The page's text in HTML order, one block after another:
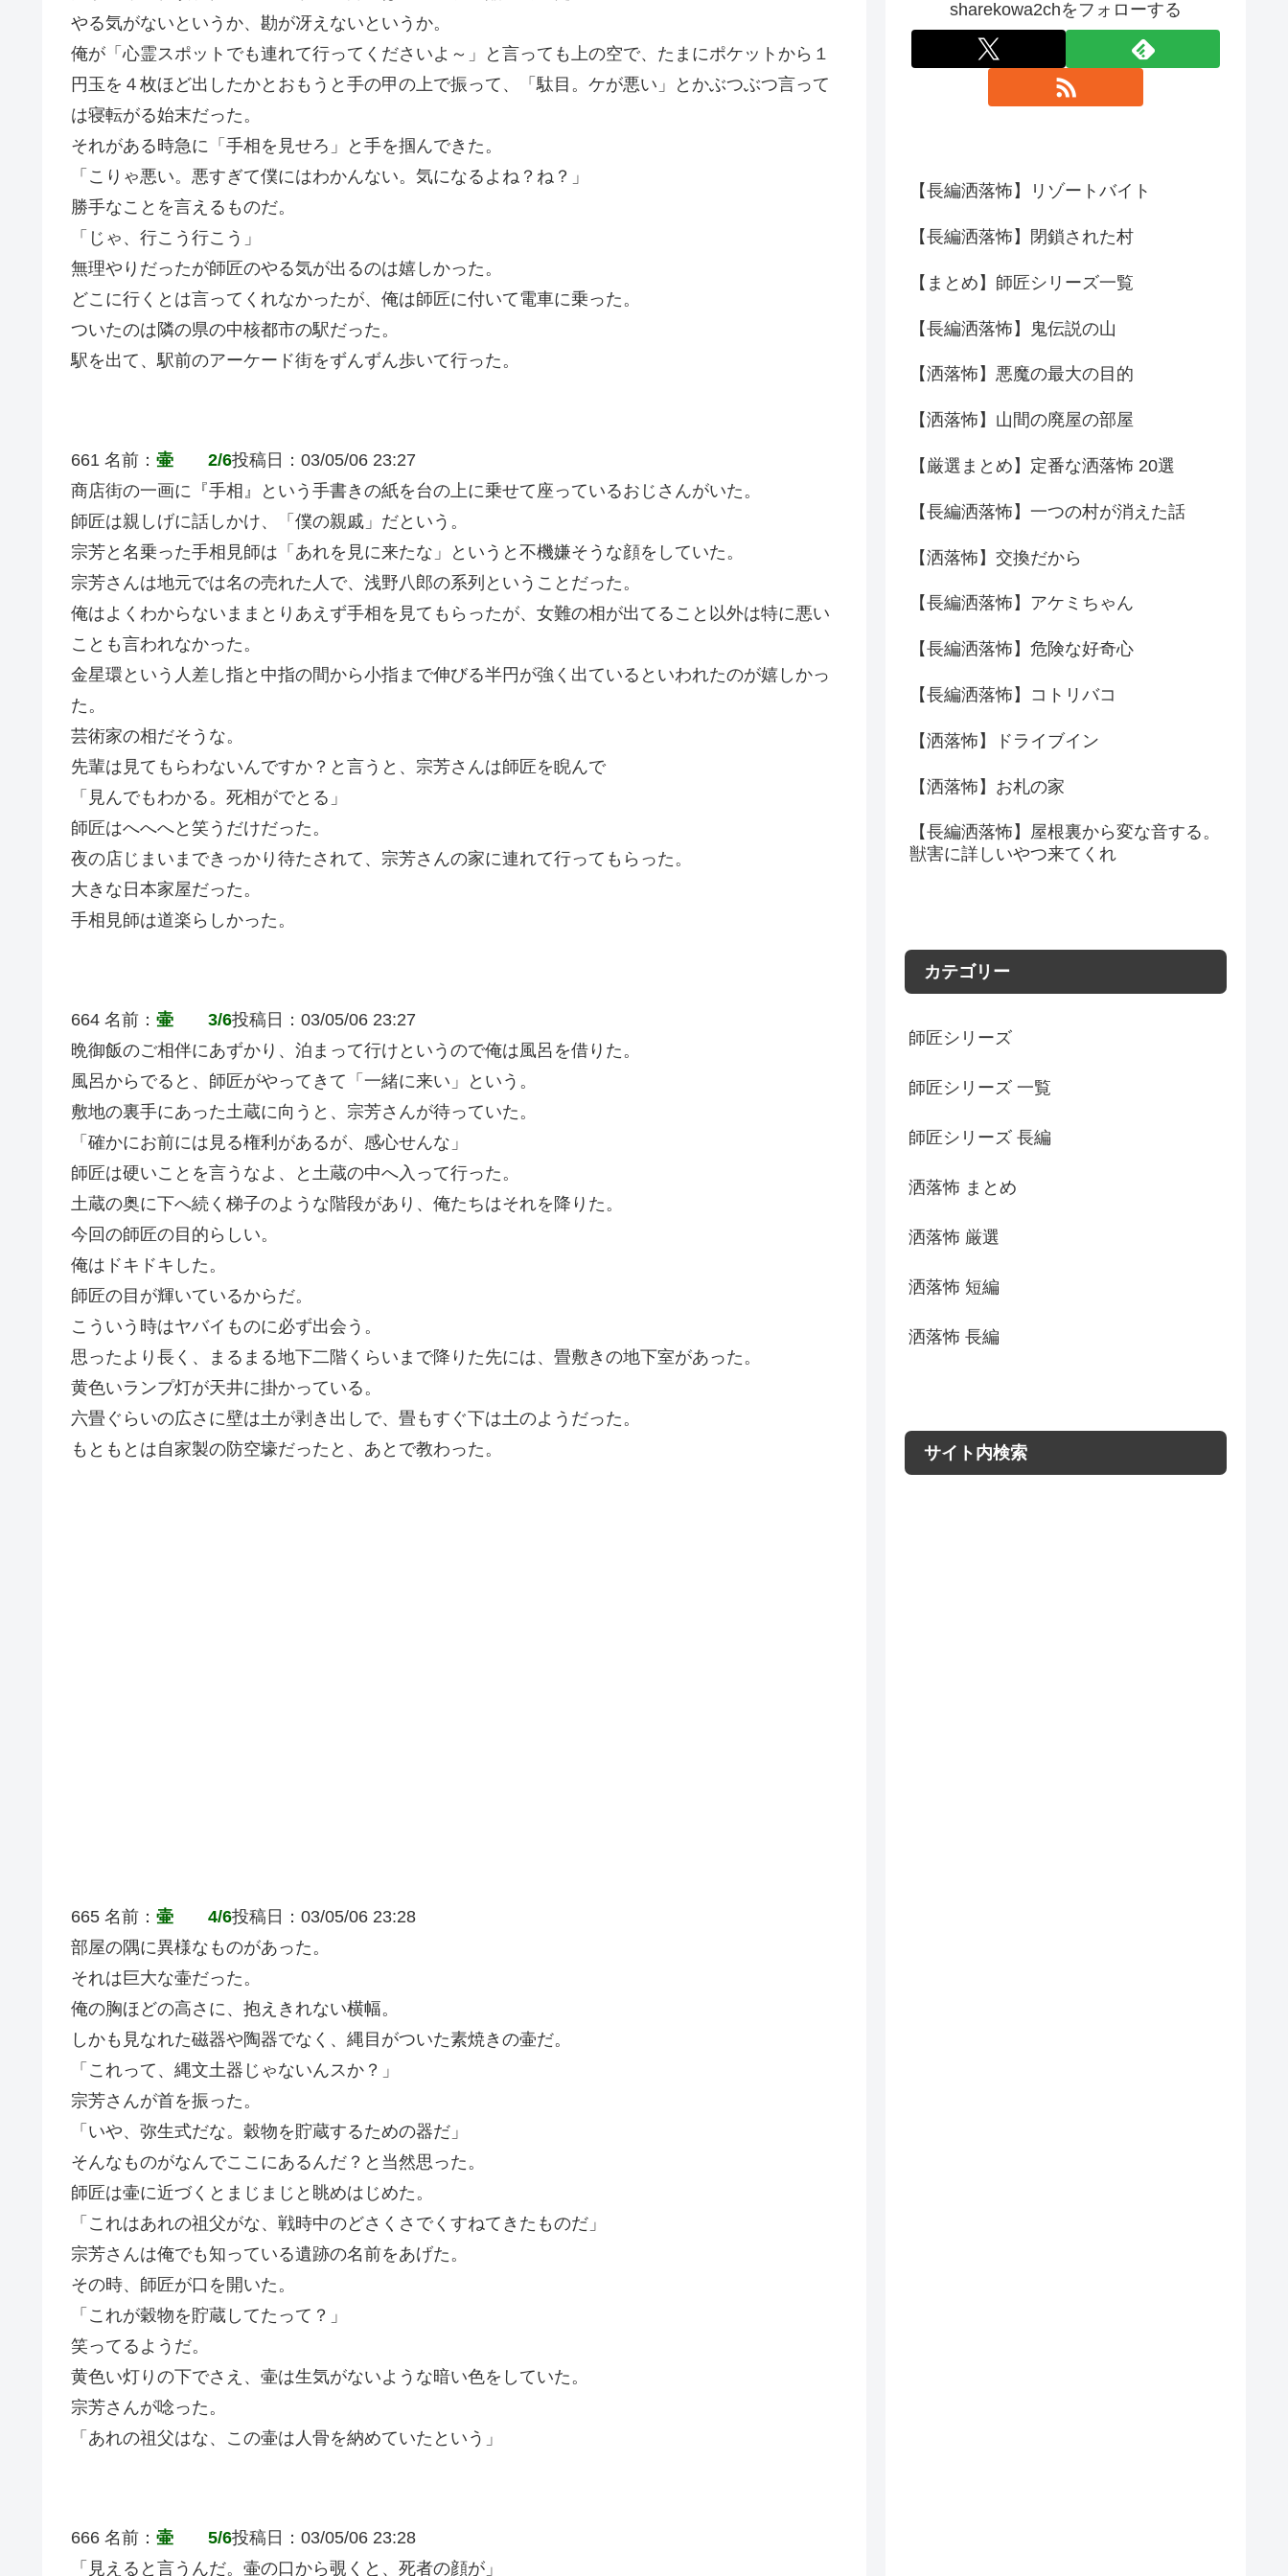
やる気がないというか、勘が冴えないというか。
俺が「心霊スポットでも連れて行ってくださいよ～」と言っても上の空で、たまにポケットから１
円玉を４枚ほど出したかとおもうと手の甲の上で振って、「駄目。ケが悪い」とかぶつぶつ言って
は寝転がる始末だった。
それがある時急に「手相を見せろ」と手を掴んできた。
「こりゃ悪い。悪すぎて僕にはわかんない。気になるよね？ね？」
勝手なことを言えるものだ。
「じゃ、行こう行こう」
無理やりだったが師匠のやる気が出るのは嬉しかった。
どこに行くとは言ってくれなかったが、俺は師匠に付いて電車に乗った。
ついたのは隣の県の中核都市の駅だった。
駅を出て、駅前のアーケード街をずんずん歩いて行った。
661 名前： 壷 2/6投稿日：03/05/06 23:27
商店街の一画に『手相』という手書きの紙を台の上に乗せて座っているおじさんがいた。
師匠は親しげに話しかけ、「僕の親戚」だという。
宗芳と名乗った手相見師は「あれを見に来たな」というと不機嫌そうな顔をしていた。
宗芳さんは地元では名の売れた人で、浅野八郎の系列ということだった。
俺はよくわからないままとりあえず手相を見てもらったが、女難の相が出てること以外は特に悪い
ことも言われなかった。
金星環という人差し指と中指の間から小指まで伸びる半円が強く出ているといわれたのが嬉しかっ
た。
芸術家の相だそうな。
先輩は見てもらわないんですか？と言うと、宗芳さんは師匠を睨んで
「見んでもわかる。死相がでとる」
師匠はへへへと笑うだけだった。
夜の店じまいまできっかり待たされて、宗芳さんの家に連れて行ってもらった。
大きな日本家屋だった。
手相見師は道楽らしかった。
664 名前： 壷 3/6投稿日：03/05/06 23:27
晩御飯のご相伴にあずかり、泊まって行けというので俺は風呂を借りた。
風呂からでると、師匠がやってきて「一緒に来い」という。
敷地の裏手にあった土蔵に向うと、宗芳さんが待っていた。
「確かにお前には見る権利があるが、感心せんな」
師匠は硬いことを言うなよ、と土蔵の中へ入って行った。
土蔵の奥に下へ続く梯子のような階段があり、俺たちはそれを降りた。
今回の師匠の目的らしい。
俺はドキドキした。
師匠の目が輝いているからだ。
こういう時はヤバイものに必ず出会う。
思ったより長く、まるまる地下二階くらいまで降りた先には、畳敷きの地下室があった。
黄色いランプ灯が天井に掛かっている。
六畳ぐらいの広さに壁は土が剥き出しで、畳もすぐ下は土のようだった。
もともとは自家製の防空壕だったと、あとで教わった。
665 名前： 壷 4/6投稿日：03/05/06 23:28
部屋の隅に異様なものがあった。
それは巨大な壷だった。
俺の胸ほどの高さに、抱えきれない横幅。
しかも見なれた磁器や陶器でなく、縄目がついた素焼きの壷だ。
「これって、縄文土器じゃないんスか？」
宗芳さんが首を振った。
「いや、弥生式だな。穀物を貯蔵するための器だ」
そんなものがなんでここにあるんだ？と当然思った。
師匠は壷に近づくとまじまじと眺めはじめた。
「これはあれの祖父がな、戦時中のどさくさでくすねてきたものだ」
宗芳さんは俺でも知っている遺跡の名前をあげた。
その時、師匠が口を開いた。
「これが穀物を貯蔵してたって？」
笑ってるようだ。
黄色い灯りの下でさえ、壷は生気がないような暗い色をしていた。
宗芳さんが唸った。
「あれの祖父はな、この壷は人骨を納めていたという」
666 名前： 壷 5/6投稿日：03/05/06 23:28
「見えると言うんだ。壷の口から覗くと、死者の顔が」
sharekowa2chをフォローする
【長編洒落怖】リゾートバイト
【長編洒落怖】閉鎖された村
【まとめ】師匠シリーズ一覧
【長編洒落怖】鬼伝説の山
【洒落怖】悪魔の最大の目的
【洒落怖】山間の廃屋の部屋
【厳選まとめ】定番な洒落怖 20選
【長編洒落怖】一つの村が消えた話
【洒落怖】交換だから
【長編洒落怖】アケミちゃん
【長編洒落怖】危険な好奇心
【長編洒落怖】コトリバコ
【洒落怖】ドライブイン
【洒落怖】お札の家
【長編洒落怖】屋根裏から変な音する。
獣害に詳しいやつ来てくれ
カテゴリー
師匠シリーズ
師匠シリーズ 一覧
師匠シリーズ 長編
洒落怖 まとめ
洒落怖 厳選
洒落怖 短編
洒落怖 長編
サイト内検索